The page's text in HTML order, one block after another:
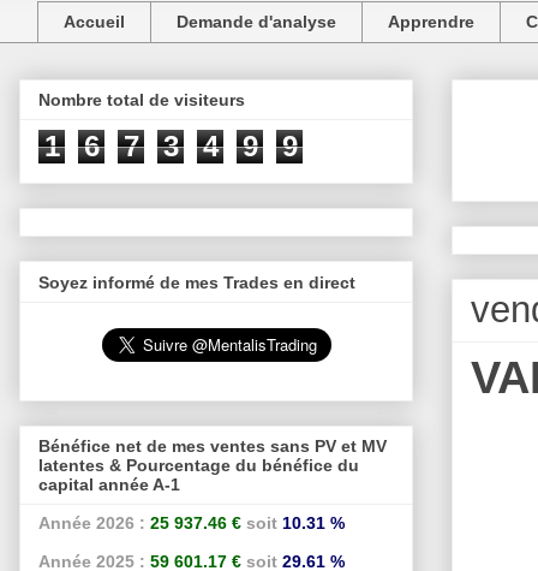
Accueil Demande d'analyse Apprendre
Nombre total de visiteurs
1 6 7 3 4 9 9
Soyez informé de mes Trades en direct
Bénéfice net de mes ventes sans PV et MV
latentes & Pourcentage du bénéfice du
capital année A-1
Année 2026 : 25 937.46 € soit 10.31 %
Année 2025 : 59 601.17 € soit 29.61 %